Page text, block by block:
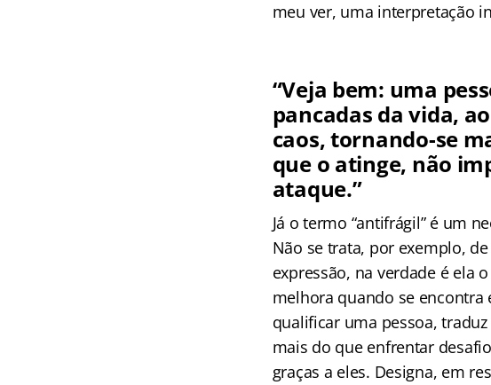
meu ver, uma interpretação
“Veja bem: uma
pancadas da vida,
caos, tornando-se
que o atinge, não
ataque.”
Já o termo “antifrágil” é um
Não se trata, por exemplo,
expressão, na verdade é ela
melhora quando se encontra
qualificar uma pessoa,
mais do que enfrentar
graças a eles. Designa, em